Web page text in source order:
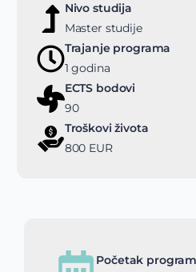
Nivo studija
Master studije
Trajanje programa
1 godina
ECTS bodovi
90
Troškovi života
800 EUR
Početak